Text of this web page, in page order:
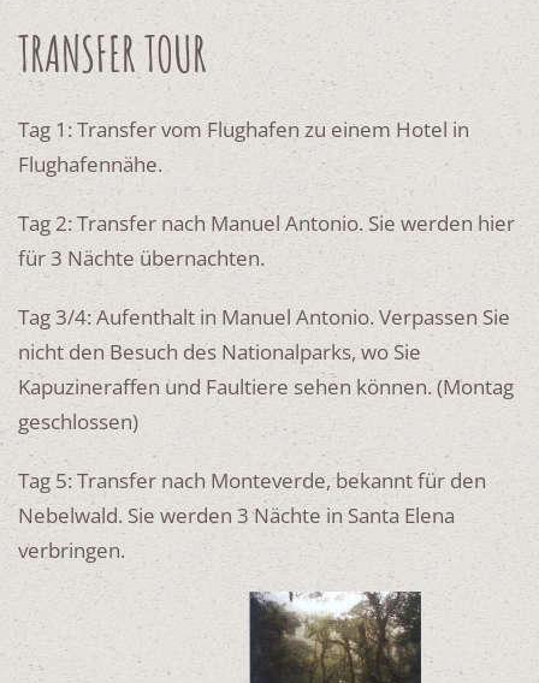
TRANSFER TOUR
Tag 1: Transfer vom Flughafen zu einem Hotel in
Flughafennähe.
Tag 2: Transfer nach Manuel Antonio. Sie werden hier
für 3 Nächte übernachten.
Tag 3/4: Aufenthalt in Manuel Antonio. Verpassen Sie
nicht den Besuch des Nationalparks, wo Sie
Kapuzineraffen und Faultiere sehen können. (Montag
geschlossen)
Tag 5: Transfer nach Monteverde, bekannt für den
Nebelwald. Sie werden 3 Nächte in Santa Elena
verbringen.